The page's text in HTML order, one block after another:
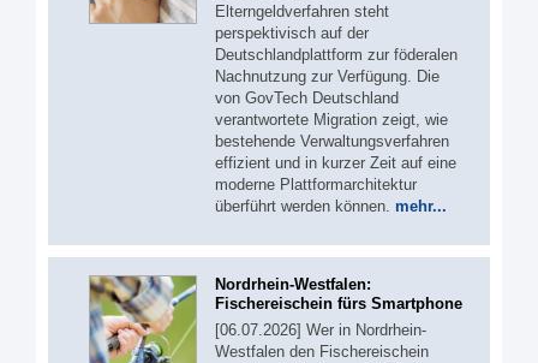
Elterngeldverfahren steht
perspektivisch auf der
Deutschlandplattform zur föderalen
Nachnutzung zur Verfügung. Die
von GovTech Deutschland
verantwortete Migration zeigt, wie
bestehende Verwaltungsverfahren
effizient und in kurzer Zeit auf eine
moderne Plattformarchitektur
überführt werden können. mehr...
Nordrhein-Westfalen:
Fischereischein fürs Smartphone
[06.07.2026] Wer in Nordrhein-
Westfalen den Fischereischein